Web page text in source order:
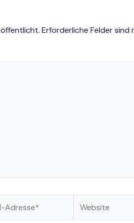
Erforderliche Felder sind